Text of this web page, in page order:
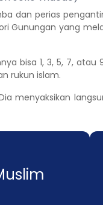
dan perias
Gunungan yang
bisa 1, 3, 5, 7,
rukun islam.
menyaksikan